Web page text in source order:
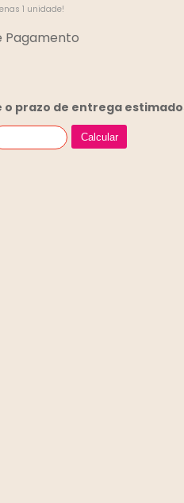
1 unidade!
o prazo de entrega
Calcular